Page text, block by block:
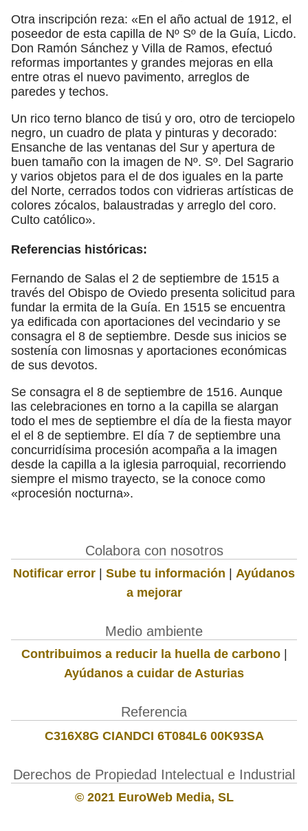
Otra inscripción reza: «En el año actual de 1912, el
poseedor de esta capilla de Nº Sº de la Guía, Licdo.
Don Ramón Sánchez y Villa de Ramos, efectuó
reformas importantes y grandes mejoras en ella
entre otras el nuevo pavimento, arreglos de
paredes y techos.
Un rico terno blanco de tisú y oro, otro de terciopelo
negro, un cuadro de plata y pinturas y decorado:
Ensanche de las ventanas del Sur y apertura de
buen tamaño con la imagen de Nº. Sº. Del Sagrario
y varios objetos para el de dos iguales en la parte
del Norte, cerrados todos con vidrieras artísticas de
colores zócalos, balaustradas y arreglo del coro.
Culto católico».
Referencias históricas:
Fernando de Salas el 2 de septiembre de 1515 a
través del Obispo de Oviedo presenta solicitud para
fundar la ermita de la Guía. En 1515 se encuentra
ya edificada con aportaciones del vecindario y se
consagra el 8 de septiembre. Desde sus inicios se
sostenía con limosnas y aportaciones económicas
de sus devotos.
Se consagra el 8 de septiembre de 1516. Aunque
las celebraciones en torno a la capilla se alargan
todo el mes de septiembre el día de la fiesta mayor
el el 8 de septiembre. El día 7 de septiembre una
concurridísima procesión acompaña a la imagen
desde la capilla a la iglesia parroquial, recorriendo
siempre el mismo trayecto, se la conoce como
«procesión nocturna».
Colabora con nosotros
Notificar error | Sube tu información | Ayúdanos
a mejorar
Medio ambiente
Contribuimos a reducir la huella de carbono|
Ayúdanos a cuidar de Asturias
Referencia
C316X8G CIANDCI 6T084L6 00K93SA
Derechos de Propiedad Intelectual e Industrial
© 2021 EuroWeb Media, SL